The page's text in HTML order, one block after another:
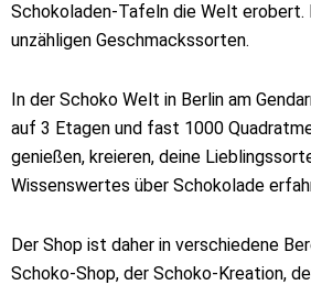
Schokoladen-Tafeln die Welt erobert.
unzähligen Geschmackssorten.
In der Schoko Welt in Berlin am
auf 3 Etagen und fast 1000
genießen, kreieren, deine
Wissenswertes über Schokolade
Der Shop ist daher in verschiedene
Schoko-Shop, der Schoko-Kreation,